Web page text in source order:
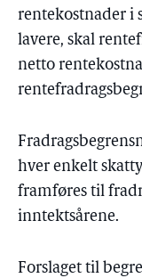
rentekostnader i
lavere, skal
netto
hver enkelt
framføres til
inntektsårene.
Forslaget til